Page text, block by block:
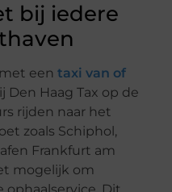
bij iedere
een taxi van of
Den Haag Tax op de
rijden naar het
zoals Schiphol,
Frankfurt am
mogelijk om